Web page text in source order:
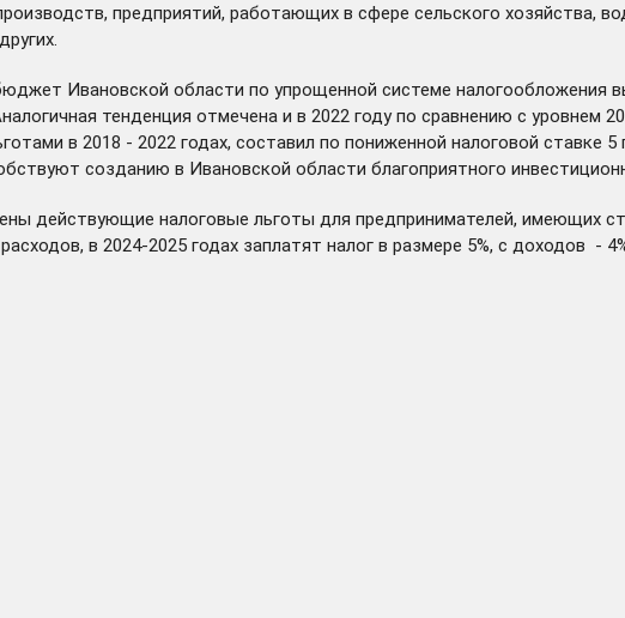
предприятий, работающих в сфере сельского хозяйства,
Ивановской области по упрощенной системе налогообложения
тенденция отмечена и в 2022 году по сравнению с уровнем
в 2018 - 2022 годах, составил по пониженной налоговой ставке
созданию в Ивановской области благоприятного
действующие налоговые льготы для предпринимателей, имеющих
в 2024-2025 годах заплатят налог в размере 5%, с доходов -